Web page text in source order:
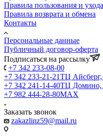
Правила пользования и
Правила возврата и обмена
Контакты
Персональные данные
Публичный договор-оферта
Подписаться на рассылку
+7 342 233-08-00
+7 342 233-21-21ТЦ Айсберг,
+7 342 241-14-40ТЦ Домино,
+7 982 444-28-80MAX
Заказать звонок
zakazlinz59@mail.ru